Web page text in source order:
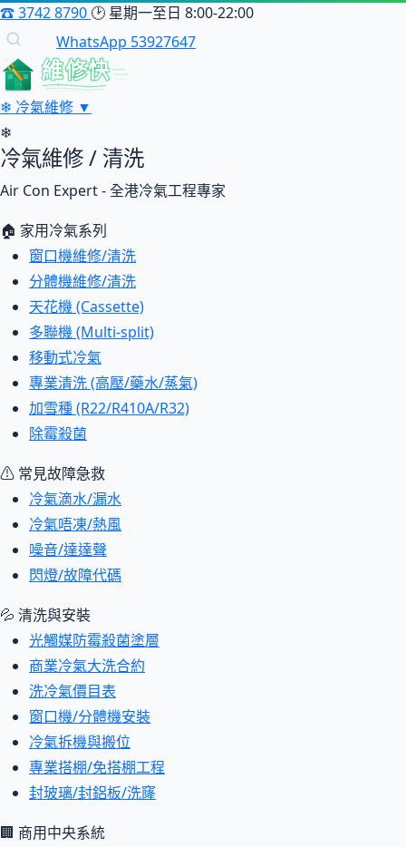
☎3742 8790 🕑 星期一至日 8:00-22:00
WhatsApp 53927647
維修快
❄ 冷氣維修 ▼
❄
冷氣維修 / 清洗
Air Con Expert - 全港冷氣工程專家
🏠 家用冷氣系列
窗口機維修/清洗
分體機維修/清洗
天花機 (Cassette)
多聯機 (Multi-split)
移動式冷氣
專業清洗 (高壓/藥水/蒸氣)
加雪種 (R22/R410A/R32)
除霉殺菌
⚠ 常見故障急救
冷氣滴水/漏水
冷氣唔凍/熱風
噪音/達達聲
閃燈/故障代碼
💦 清洗與安裝
光觸媒防霉殺菌塗層
商業冷氣大洗合約
洗冷氣價目表
窗口機/分體機安裝
冷氣拆機與搬位
專業搭棚/免搭棚工程
封玻璃/封鋁板/洗窿
🏢 商用中央系統